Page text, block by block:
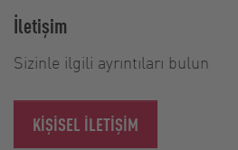
İletişim
Sizinle ilgili ayrıntıları bulun
KIŞISEL ILETIŞIM